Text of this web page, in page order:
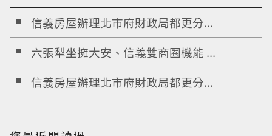
信義房屋辦理北市府財政局都更分...
六張犁坐擁大安、信義雙商圈機能 ...
信義房屋辦理北市府財政局都更分...